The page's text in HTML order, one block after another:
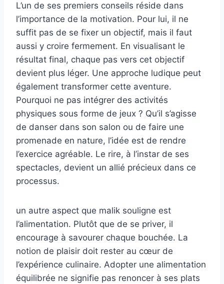
L’un de ses premiers conseils réside dans
l’importance de la motivation. Pour lui, il ne
suffit pas de se fixer un objectif, mais il faut
aussi y croire fermement. En visualisant le
résultat final, chaque pas vers cet objectif
devient plus léger. Une approche ludique peut
également transformer cette aventure.
Pourquoi ne pas intégrer des activités
physiques sous forme de jeux ? Qu’il s’agisse
de danser dans son salon ou de faire une
promenade en nature, l’idée est de rendre
l’exercice agréable. Le rire, à l’instar de ses
spectacles, devient un allié précieux dans ce
processus.
un autre aspect que malik souligne est
l’alimentation. Plutôt que de se priver, il
encourage à savourer chaque bouchée. La
notion de plaisir doit rester au cœur de
l’expérience culinaire. Adopter une alimentation
équilibrée ne signifie pas renoncer à ses plats